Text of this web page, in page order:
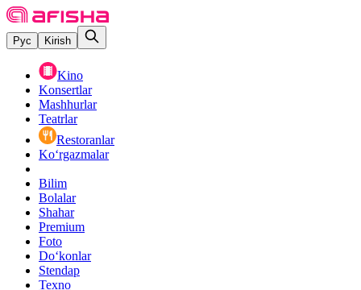
Рус Kirish
Kino
Konsertlar
Mashhurlar
Teatrlar
Restoranlar
Ko‘rgazmalar
Bilim
Bolalar
Shahar
Premium
Foto
Do‘konlar
Stendap
Texno